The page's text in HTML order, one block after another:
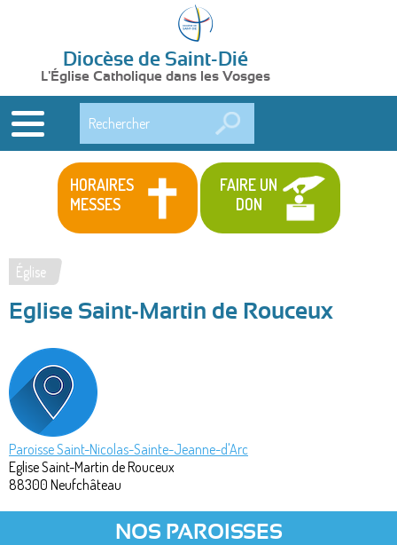
Diocèse de Saint-Dié
L'Église Catholique dans les Vosges
HORAIRES
MESSES
FAIRE UN
DON
Vous
êtes
ici
Église
Eglise Saint-Martin de Rouceux
Paroisse Saint-Nicolas-Sainte-Jeanne-d'Arc
Eglise Saint-Martin de Rouceux
88300 Neufchâteau
NOS PAROISSES